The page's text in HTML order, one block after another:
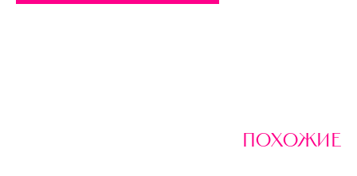
похожие